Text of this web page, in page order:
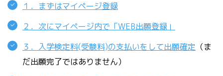
１．まずはマイページ登録
２．次にマイページ内で「WEB出願登録」
３．入学検定料(受験料)の支払いをして出願確定 （ま
だ出願完了ではありません）